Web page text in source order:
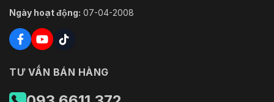
Ngày hoạt động: 07-04-2008
TƯ VẤN BÁN HÀNG